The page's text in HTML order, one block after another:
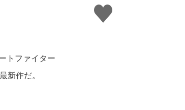
い
い
ね
トファイター
作だ。